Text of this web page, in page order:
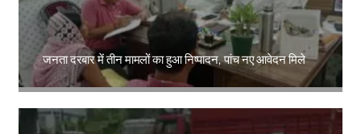
जनता दरबार में तीन मामलों का हुआ निष्पादन, पांच नए आवेदन मिले
Amit Lekh